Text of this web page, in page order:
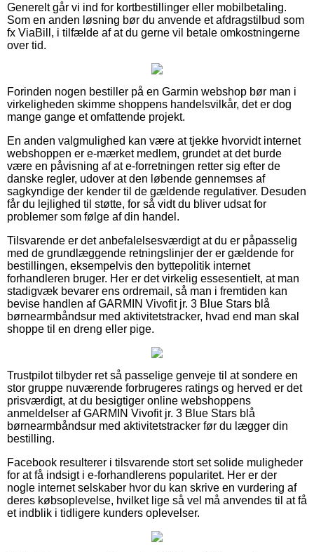
Generelt går vi ind for kortbestillinger eller mobilbetaling.
Som en anden løsning bør du anvende et afdragstilbud som
fx ViaBill, i tilfælde af at du gerne vil betale omkostningerne
over tid.
Forinden nogen bestiller på en Garmin webshop bør man i
virkeligheden skimme shoppens handelsvilkår, det er dog
mange gange et omfattende projekt.
En anden valgmulighed kan være at tjekke hvorvidt internet
webshoppen er e-mærket medlem, grundet at det burde
være en påvisning af at e-forretningen retter sig efter de
danske regler, udover at den løbende gennemses af
sagkyndige der kender til de gældende regulativer. Desuden
får du lejlighed til støtte, for så vidt du bliver udsat for
problemer som følge af din handel.
Tilsvarende er det anbefalelsesværdigt at du er påpasselig
med de grundlæggende retningslinjer der er gældende for
bestillingen, eksempelvis den byttepolitik internet
forhandleren bruger. Her er det virkelig essesentielt, at man
stadigvæk bevarer ens ordremail, så man i fremtiden kan
bevise handlen af GARMIN Vivofit jr. 3 Blue Stars blå
børnearmbåndsur med aktivitetstracker, hvad end man skal
shoppe til en dreng eller pige.
Trustpilot tilbyder ret så passelige genveje til at sondere en
stor gruppe nuværende forbrugeres ratings og herved er det
prisværdigt, at du besigtiger online webshoppens
anmeldelser af GARMIN Vivofit jr. 3 Blue Stars blå
børnearmbåndsur med aktivitetstracker før du lægger din
bestilling.
Facebook resulterer i tilsvarende stort set solide muligheder
for at få indsigt i e-forhandlerens popularitet. Her er der
nogle internet selskaber hvor du kan skrive en vurdering af
deres købsoplevelse, hvilket lige så vel må anvendes til at få
et indblik i tidligere kunders oplevelser.